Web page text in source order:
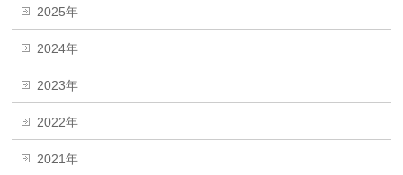
2025年
2024年
2023年
2022年
2021年